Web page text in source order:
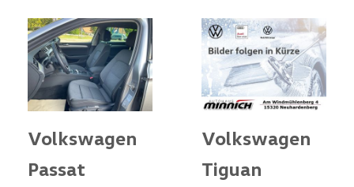
Volkswagen
Passat
Volkswagen
Tiguan